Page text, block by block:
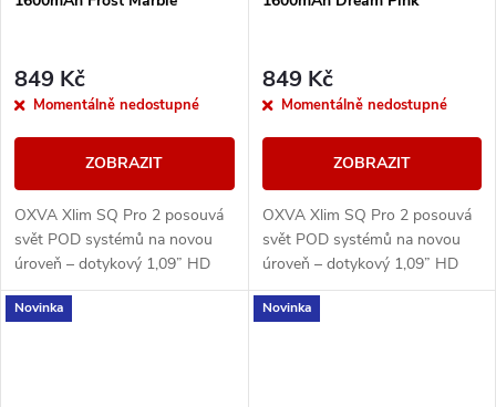
849 Kč
Momentálně nedostupné
ZOBRAZIT
OXVA Xlim SQ Pro 2 posouvá
svět POD systémů na novou
úroveň – dotykový 1,09” HD
displej, výkonná 1600mAh
baterii, rychlé nabíjení přes
849 Kč
Momentálně nedostupné
ZOBRAZIT
OXVA Xlim SQ Pro 2 posouvá
svět POD systémů na novou
úroveň – dotykový 1,09” HD
displej, výkonná 1600mAh
baterii, rychlé nabíjení přes
Novinka Novinka